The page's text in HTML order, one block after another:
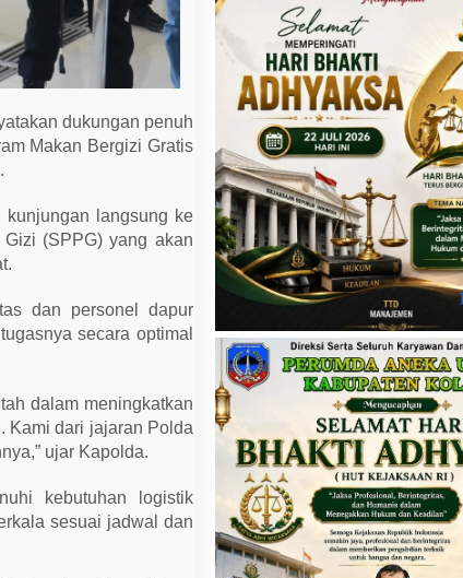
dukungan penuh
Makan Bergizi Gratis
kunjungan langsung ke
(SPPG) yang akan
dan personel dapur
secara optimal
dalam meningkatkan
Kami dari jajaran Polda
ujar Kapolda.
kebutuhan logistik
sesuai jadwal dan